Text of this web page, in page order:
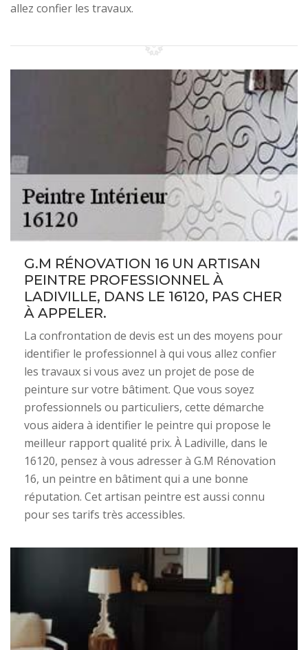
allez confier les travaux.
G.M RÉNOVATION 16 UN ARTISAN
PEINTRE PROFESSIONNEL À
LADIVILLE, DANS LE 16120, PAS CHER
À APPELER.
La confrontation de devis est un des moyens pour
identifier le professionnel à qui vous allez confier
les travaux si vous avez un projet de pose de
peinture sur votre bâtiment. Que vous soyez
professionnels ou particuliers, cette démarche
vous aidera à identifier le peintre qui propose le
meilleur rapport qualité prix. À Ladiville, dans le
16120, pensez à vous adresser à G.M Rénovation
16, un peintre en bâtiment qui a une bonne
réputation. Cet artisan peintre est aussi connu
pour ses tarifs très accessibles.